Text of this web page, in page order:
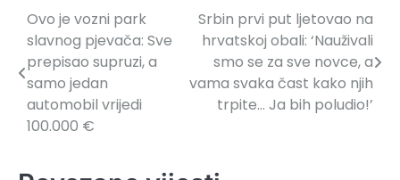
Navigacija
članaka
Ovo je vozni park
slavnog pjevača: Sve
prepisao supruzi, a
samo jedan
automobil vrijedi
100.000 €
Srbin prvi put ljetovao na
hrvatskoj obali: ‘Nauživali
smo se za sve novce, a
vama svaka čast kako njih
trpite… Ja bih poludio!’